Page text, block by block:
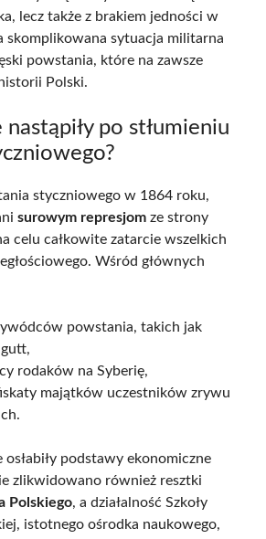
lecz także z brakiem jedności w
skomplikowana sytuacja militarna
powstania, które na zawsze
Polski.
po stłumieniu
styczniowego w 1864 roku,
surowym represjom ze strony
celu całkowite zatarcie wszelkich
Wśród głównych
powstania, takich jak
rodaków na Syberię,
majątków uczestników zrywu
osłabiły podstawy ekonomiczne
zlikwidowano również resztki
Polskiego, a działalność Szkoły
istotnego ośrodka naukowego,